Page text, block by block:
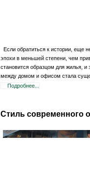
Если обратиться к истории, еще
эпохи в меньшей степени, чем
становится образцом для жилья, и
между домом и офисом стала
Подробнее...
Стиль современного